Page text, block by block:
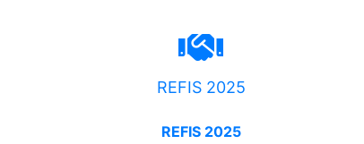
REFIS 2025
REFIS 2025